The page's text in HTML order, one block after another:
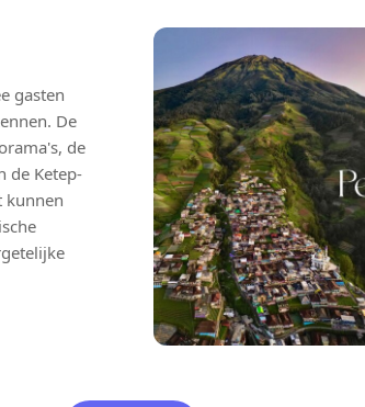
gasten
De
de
de Ketep-
kunnen